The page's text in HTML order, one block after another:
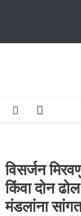
विसर्जन
किंवा दोन
मंडलांना